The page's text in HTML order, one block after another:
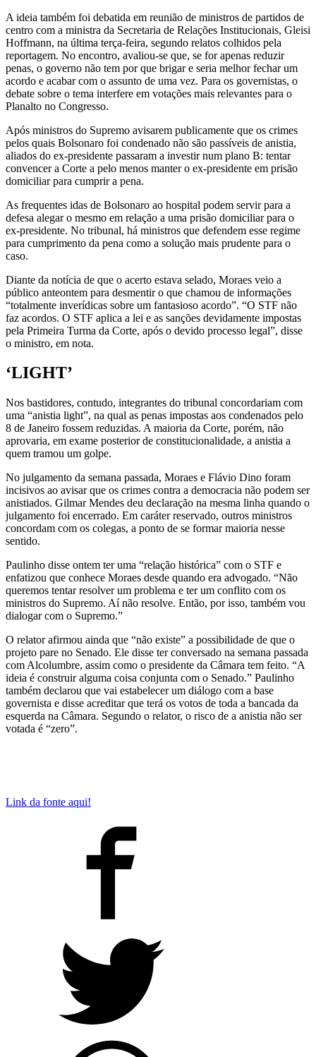
A ideia também foi debatida em reunião de ministros de partidos de
centro com a ministra da Secretaria de Relações Institucionais, Gleisi
Hoffmann, na última terça-feira, segundo relatos colhidos pela
reportagem. No encontro, avaliou-se que, se for apenas reduzir
penas, o governo não tem por que brigar e seria melhor fechar um
acordo e acabar com o assunto de uma vez. Para os governistas, o
debate sobre o tema interfere em votações mais relevantes para o
Planalto no Congresso.
Após ministros do Supremo avisarem publicamente que os crimes
pelos quais Bolsonaro foi condenado não são passíveis de anistia,
aliados do ex-presidente passaram a investir num plano B: tentar
convencer a Corte a pelo menos manter o ex-presidente em prisão
domiciliar para cumprir a pena.
As frequentes idas de Bolsonaro ao hospital podem servir para a
defesa alegar o mesmo em relação a uma prisão domiciliar para o
ex-presidente. No tribunal, há ministros que defendem esse regime
para cumprimento da pena como a solução mais prudente para o
caso.
Diante da notícia de que o acerto estava selado, Moraes veio a
público anteontem para desmentir o que chamou de informações
“totalmente inverídicas sobre um fantasioso acordo”. “O STF não
faz acordos. O STF aplica a lei e as sanções devidamente impostas
pela Primeira Turma da Corte, após o devido processo legal”, disse
o ministro, em nota.
‘LIGHT’
Nos bastidores, contudo, integrantes do tribunal concordariam com
uma “anistia light”, na qual as penas impostas aos condenados pelo
8 de Janeiro fossem reduzidas. A maioria da Corte, porém, não
aprovaria, em exame posterior de constitucionalidade, a anistia a
quem tramou um golpe.
No julgamento da semana passada, Moraes e Flávio Dino foram
incisivos ao avisar que os crimes contra a democracia não podem ser
anistiados. Gilmar Mendes deu declaração na mesma linha quando o
julgamento foi encerrado. Em caráter reservado, outros ministros
concordam com os colegas, a ponto de se formar maioria nesse
sentido.
Paulinho disse ontem ter uma “relação histórica” com o STF e
enfatizou que conhece Moraes desde quando era advogado. “Não
queremos tentar resolver um problema e ter um conflito com os
ministros do Supremo. Aí não resolve. Então, por isso, também vou
dialogar com o Supremo.”
O relator afirmou ainda que “não existe” a possibilidade de que o
projeto pare no Senado. Ele disse ter conversado na semana passada
com Alcolumbre, assim como o presidente da Câmara tem feito. “A
ideia é construir alguma coisa conjunta com o Senado.” Paulinho
também declarou que vai estabelecer um diálogo com a base
governista e disse acreditar que terá os votos de toda a bancada da
esquerda na Câmara. Segundo o relator, o risco de a anistia não ser
votada é “zero”.
Link da fonte aqui!